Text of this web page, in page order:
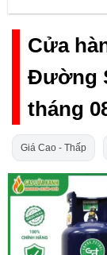
Cửa
Đường
tháng
Giá Cao - Thấp